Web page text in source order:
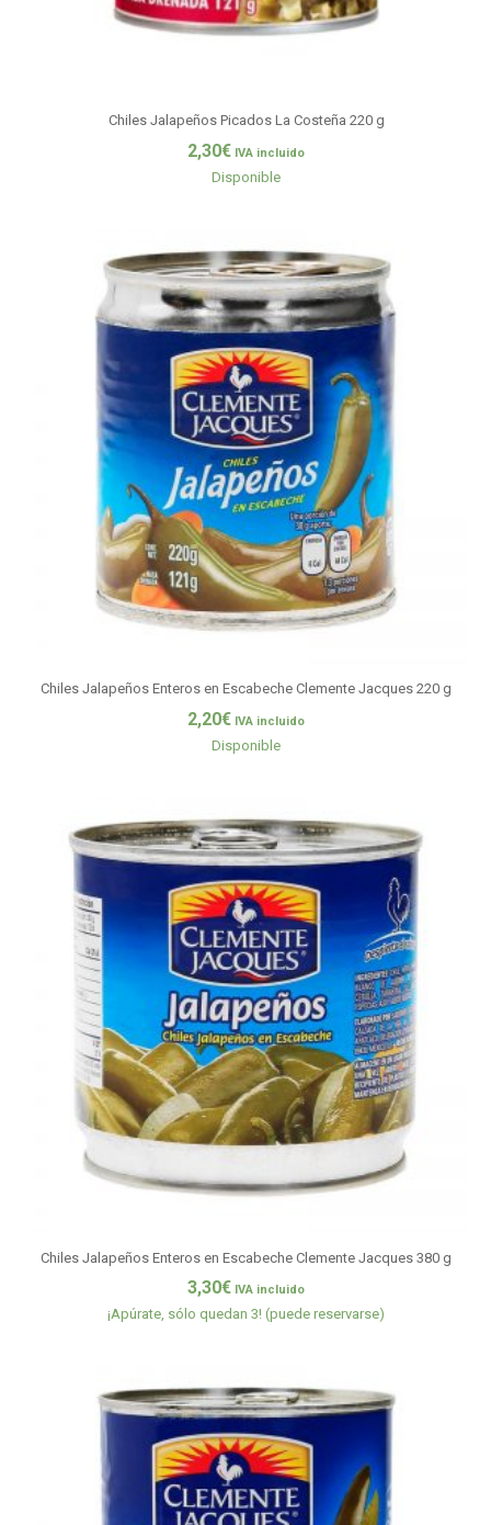
Chiles Jalapeños Picados La Costeña 220 g
2,30€ IVA incluido
Disponible
Chiles Jalapeños Enteros en Escabeche Clemente Jacques 220 g
2,20€ IVA incluido
Disponible
Chiles Jalapeños Enteros en Escabeche Clemente Jacques 380 g
3,30€ IVA incluido
¡Apúrate, sólo quedan 3! (puede reservarse)